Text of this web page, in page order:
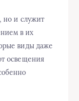
но и служит
в их
виды даже
освещения